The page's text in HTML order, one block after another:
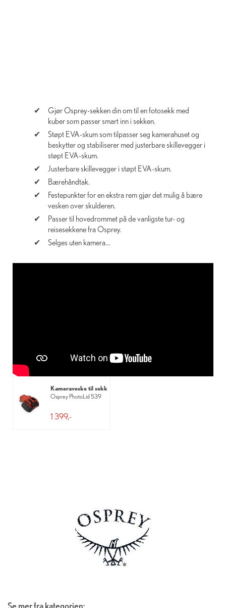
Gjør Osprey-sekken din om til en fotosekk med
kuber som passer smart inn i sekken.
Støpt EVA-skum som tilpasser seg kamerahuset og
beskytter og stabiliserer med justerbare skillevegger i
støpt EVA-skum.
Justerbare skillevegger i støpt EVA-skum.
Bærehåndtak.
Festepunkter for en ekstra rem gjør det mulig å bære
vesken over skulderen.
Passer til hovedrommet på de vanligste tur- og
reisesekkene fra Osprey.
Selges uten kamera...
Kameraveske til sekk
Osprey PhotoLid 539
1 399,-
Se mer fra kategorien: